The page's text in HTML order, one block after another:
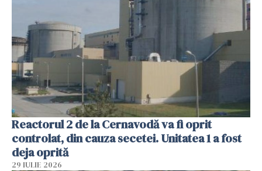
Reactorul 2 de la Cernavodă va fi oprit
controlat, din cauza secetei. Unitatea 1 a fost
deja oprită
29 IULIE 2026